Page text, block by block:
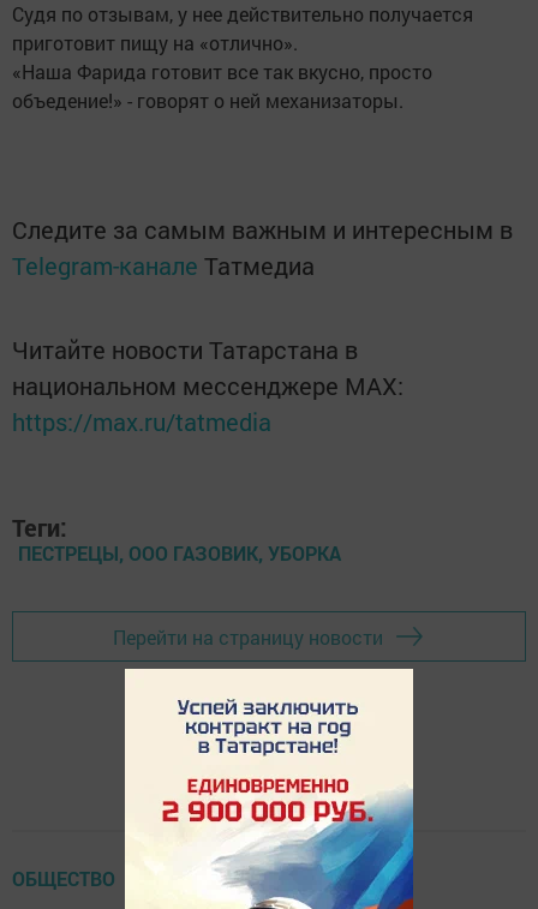
Судя по отзывам, у нее действительно получается
приготовит пищу на «отлично».
«Наша Фарида готовит все так вкусно, просто
объедение!» - говорят о ней механизаторы.
Следите за самым важным и интересным в
Telegram-канале Татмедиа
Читайте новости Татарстана в
национальном мессенджере MАХ:
https://max.ru/tatmedia
Теги:
ПЕСТРЕЦЫ, ООО ГАЗОВИК, УБОРКА
Перейти на страницу новости
ОБЩЕСТВО